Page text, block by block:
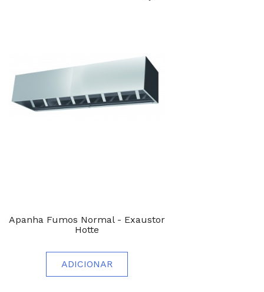
Apanha Fumos Normal - Exaustor
Hotte
ADICIONAR